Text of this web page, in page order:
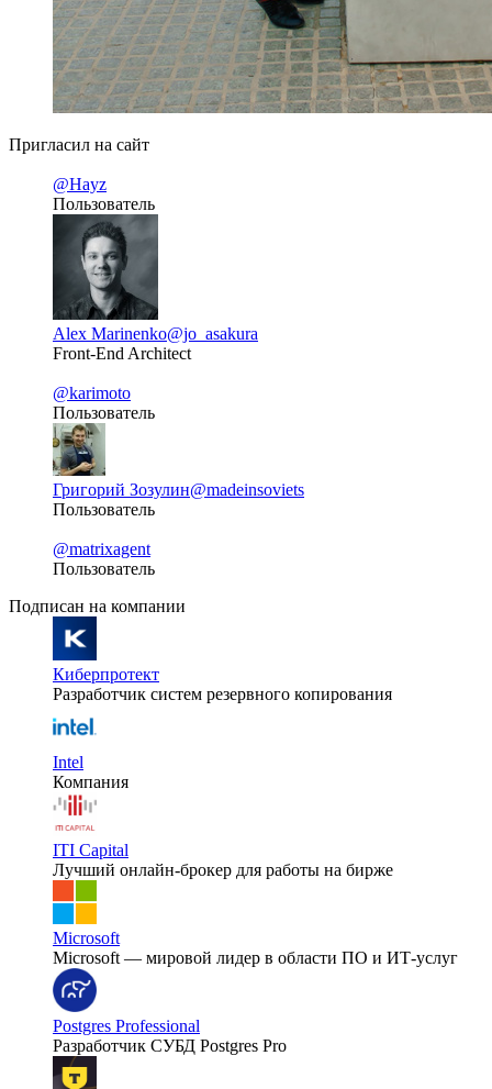
Пригласил на сайт
@Hayz
Пользователь
Alex Marinenko@jo_asakura
Front-End Architect
@karimoto
Пользователь
Григорий Зозулин@madeinsoviets
Пользователь
@matrixagent
Пользователь
Подписан на компании
Киберпротект
Разработчик систем резервного копирования
Intel
Компания
ITI Capital
Лучший онлайн-брокер для работы на бирже
Microsoft
Microsoft — мировой лидер в области ПО и ИТ-услуг
Postgres Professional
Разработчик СУБД Postgres Pro